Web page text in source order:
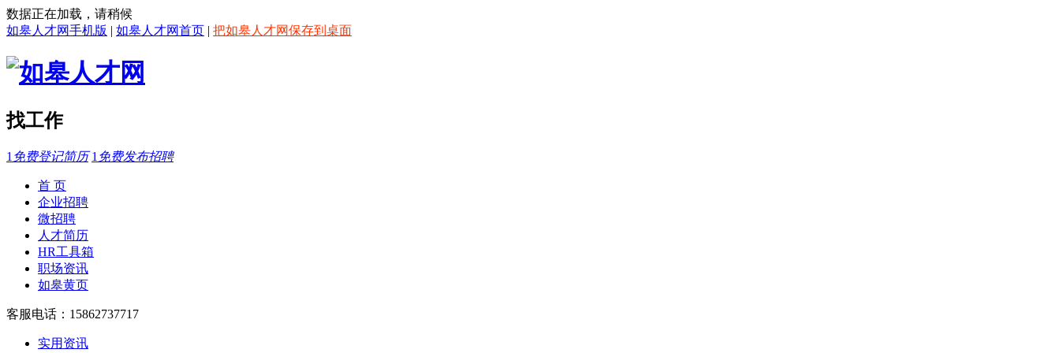
数据正在加载，请稍候
如皋人才网手机版 | 如皋人才网首页 | 把如皋人才网保存到桌面
找工作
1 免费登记简历 1 免费发布招聘
首 页
企业招聘
微招聘
人才简历
HR工具箱
职场资讯
如皋黄页
客服电话：15862737717
实用资讯